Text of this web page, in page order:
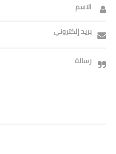
الاسم
بريد إلكتروني
رسالة